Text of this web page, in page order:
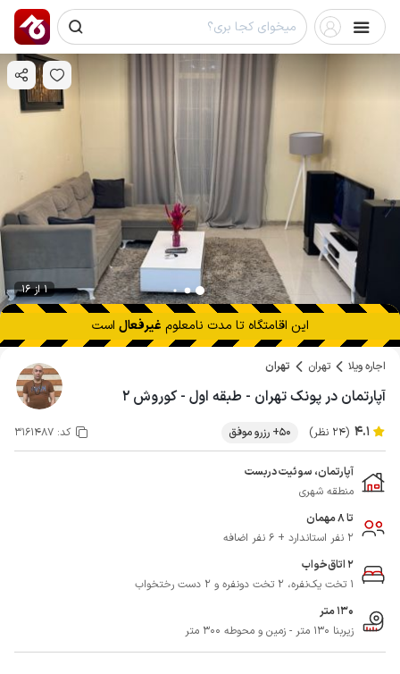
1 از 16
این اقامتگاه تا مدت نامعلوم غیرفعال است
اجاره ویلا تهران تهران
آپارتمان در پونک تهران - طبقه اول - کوروش ۲
4.1 (24 نظر) 50+ رزرو موفق کد: 3161487
آپارتمان، سوئیت دربست
منطقه شهری
تا 8 مهمان
2 نفر استاندارد + 6 نفر اضافه
2 اتاق‌خواب
1 تخت یک‌نفره، 2 تخت دونفره و 2 دست رختخواب
130 متر
زیربنا 130 متر - زمین و محوطه 300 متر